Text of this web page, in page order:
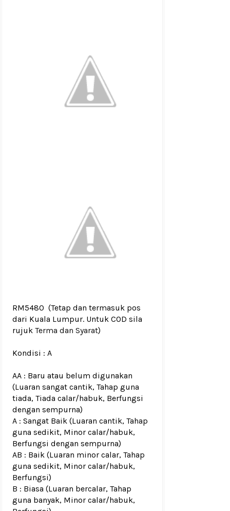
RM5480 (Tetap dan termasuk pos
dari Kuala Lumpur. Untuk COD sila
rujuk Terma dan Syarat)
Kondisi : A
AA : Baru atau belum digunakan
(Luaran sangat cantik, Tahap guna
tiada, Tiada calar/habuk, Berfungsi
dengan sempurna)
A : Sangat Baik (Luaran cantik, Tahap
guna sedikit, Minor calar/habuk,
Berfungsi dengan sempurna)
AB : Baik (Luaran minor calar, Tahap
guna sedikit, Minor calar/habuk,
Berfungsi)
B : Biasa (Luaran bercalar, Tahap
guna banyak, Minor calar/habuk,